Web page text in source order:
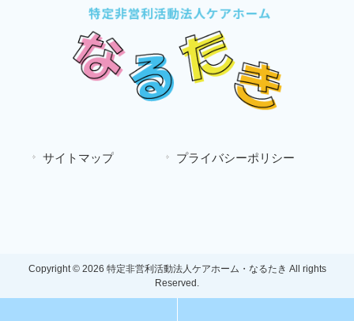
サイトマップ プライバシーポリシー
Copyright © 2026 特定非営利活動法人ケアホーム・なるたき All rights
Reserved.